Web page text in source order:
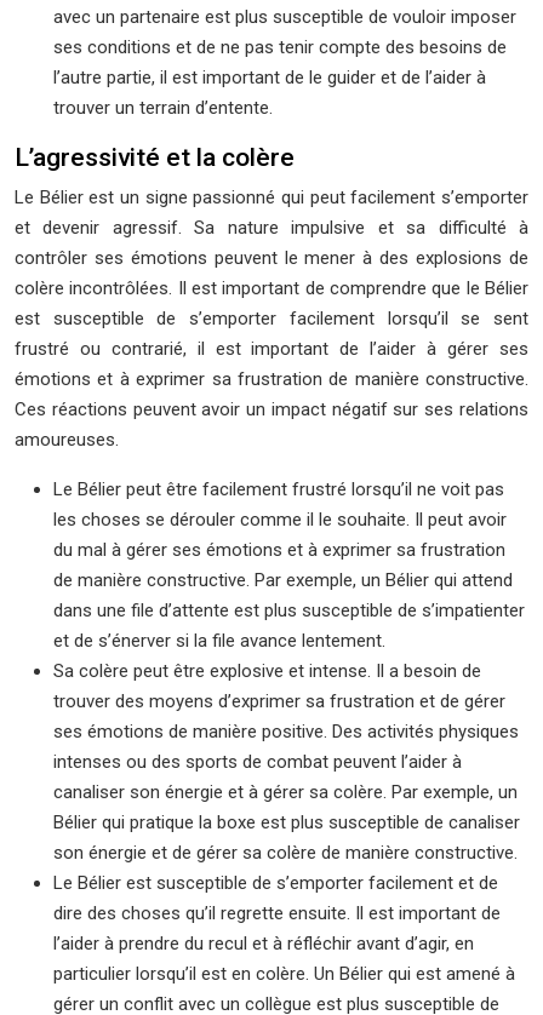
avec un partenaire est plus susceptible de vouloir imposer
ses conditions et de ne pas tenir compte des besoins de
l’autre partie, il est important de le guider et de l’aider à
trouver un terrain d’entente.
L’agressivité et la colère
Le Bélier est un signe passionné qui peut facilement s’emporter
et devenir agressif. Sa nature impulsive et sa difficulté à
contrôler ses émotions peuvent le mener à des explosions de
colère incontrôlées. Il est important de comprendre que le Bélier
est susceptible de s’emporter facilement lorsqu’il se sent
frustré ou contrarié, il est important de l’aider à gérer ses
émotions et à exprimer sa frustration de manière constructive.
Ces réactions peuvent avoir un impact négatif sur ses relations
amoureuses.
Le Bélier peut être facilement frustré lorsqu’il ne voit pas
les choses se dérouler comme il le souhaite. Il peut avoir
du mal à gérer ses émotions et à exprimer sa frustration
de manière constructive. Par exemple, un Bélier qui attend
dans une file d’attente est plus susceptible de s’impatienter
et de s’énerver si la file avance lentement.
Sa colère peut être explosive et intense. Il a besoin de
trouver des moyens d’exprimer sa frustration et de gérer
ses émotions de manière positive. Des activités physiques
intenses ou des sports de combat peuvent l’aider à
canaliser son énergie et à gérer sa colère. Par exemple, un
Bélier qui pratique la boxe est plus susceptible de canaliser
son énergie et de gérer sa colère de manière constructive.
Le Bélier est susceptible de s’emporter facilement et de
dire des choses qu’il regrette ensuite. Il est important de
l’aider à prendre du recul et à réfléchir avant d’agir, en
particulier lorsqu’il est en colère. Un Bélier qui est amené à
gérer un conflit avec un collègue est plus susceptible de